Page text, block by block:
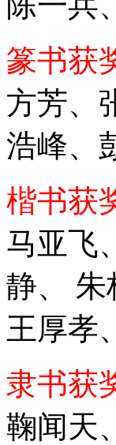
篆书获
方芳、
浩峰、
楷书获
马亚飞
静、 朱
王厚孝
隶书获
鞠闻天